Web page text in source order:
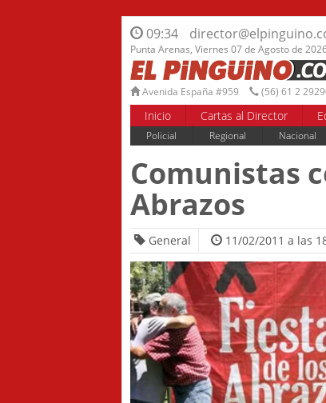
09:34
Punta Arenas, Viernes 07 de Agosto de
Avenida España #959 (56) 61 2
Inicio Cartas al Director
Policial Regional Nacional
Comunistas
Abrazos
General
11/02/2011 a las